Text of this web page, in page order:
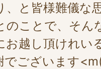
、と皆様難儀な
のことで、そん
お越し頂けれい
でございます